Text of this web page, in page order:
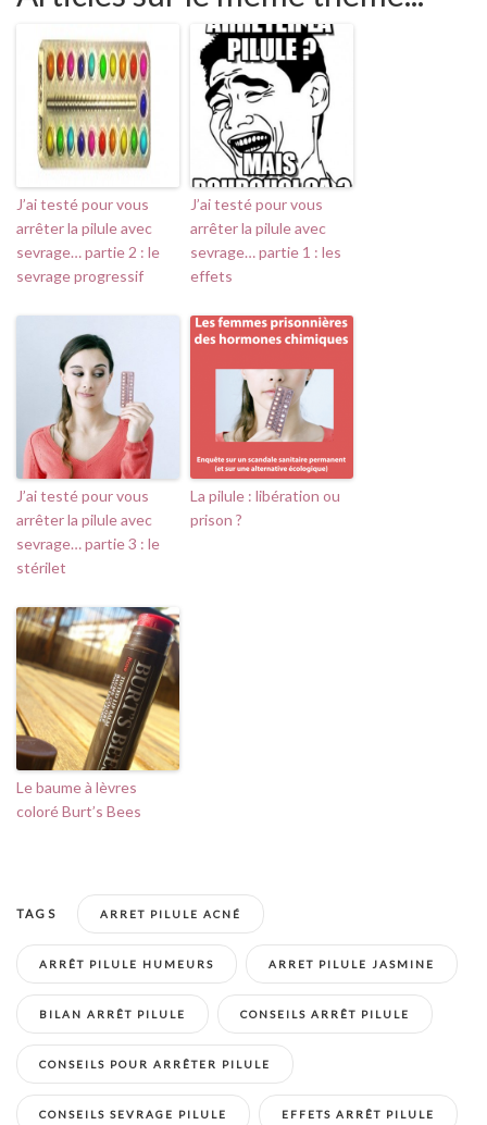
J’ai testé pour vous
arrêter la pilule avec
sevrage… partie 2 : le
sevrage progressif
J’ai testé pour vous
arrêter la pilule avec
sevrage… partie 1 : les
effets
J’ai testé pour vous
arrêter la pilule avec
sevrage… partie 3 : le
stérilet
La pilule : libération ou
prison ?
Le baume à lèvres
coloré Burt’s Bees
TAGS ARRET PILULE ACNÉ
ARRÊT PILULE HUMEURS ARRET PILULE JASMINE
BILAN ARRÊT PILULE CONSEILS ARRÊT PILULE
CONSEILS POUR ARRÊTER PILULE
CONSEILS SEVRAGE PILULE EFFETS ARRÊT PILULE